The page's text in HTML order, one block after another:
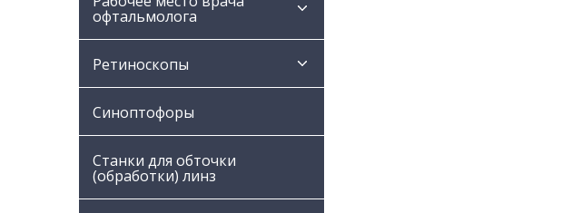
офтальмолога
Ретиноскопы
Синоптофоры
Станки для обточки
(обработки) линз